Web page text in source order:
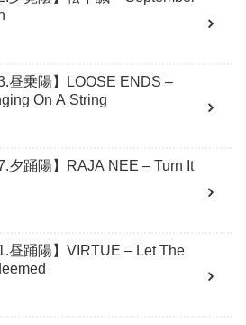
昼乗陽】LOOSE ENDS –
On A String
夕踊陽】RAJA NEE – Turn It
昼踊陽】VIRTUE – Let The